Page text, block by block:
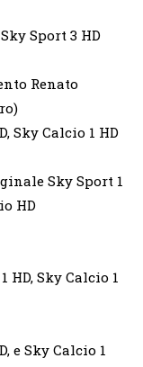
Sport 3 HD
Renato
Sky Calcio 1 HD
Sky Sport 1
HD
HD, Sky Calcio 1
e Sky Calcio 1